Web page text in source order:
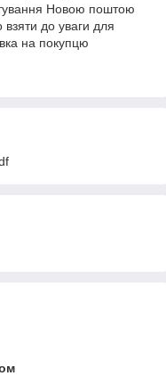
Новою поштою
до уваги для
на покупцю